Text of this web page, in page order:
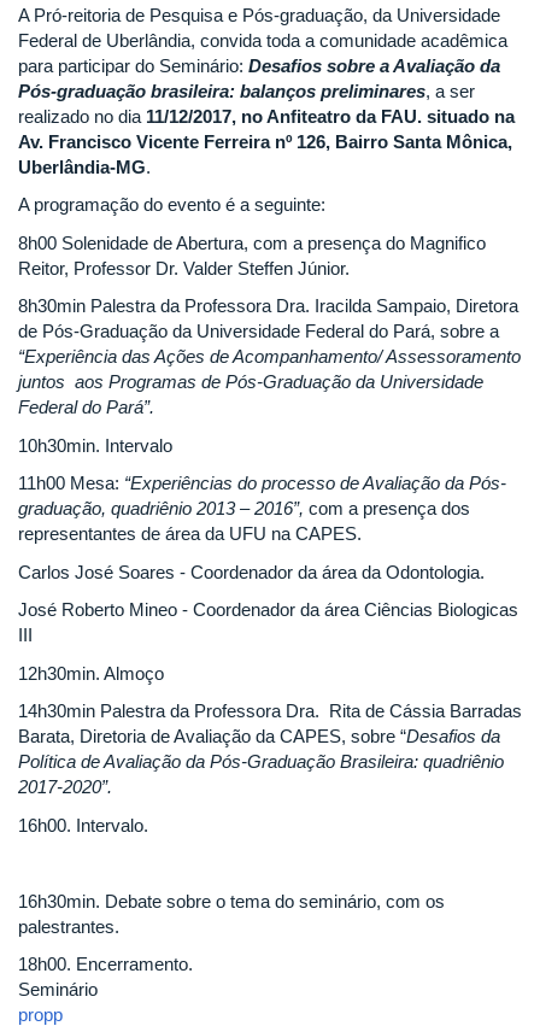
A Pró-reitoria de Pesquisa e Pós-graduação, da Universidade
Federal de Uberlândia, convida toda a comunidade acadêmica
para participar do Seminário: Desafios sobre a Avaliação da
Pós-graduação brasileira: balanços preliminares, a ser
realizado no dia 11/12/2017, no Anfiteatro da FAU. situado na
Av. Francisco Vicente Ferreira nº 126, Bairro Santa Mônica,
Uberlândia-MG.
A programação do evento é a seguinte:
8h00 Solenidade de Abertura, com a presença do Magnifico
Reitor, Professor Dr. Valder Steffen Júnior.
8h30min Palestra da Professora Dra. Iracilda Sampaio, Diretora
de Pós-Graduação da Universidade Federal do Pará, sobre a
“Experiência das Ações de Acompanhamento/ Assessoramento
juntos aos Programas de Pós-Graduação da Universidade
Federal do Pará”.
10h30min. Intervalo
11h00 Mesa: “Experiências do processo de Avaliação da Pós-
graduação, quadriênio 2013 – 2016”, com a presença dos
representantes de área da UFU na CAPES.
Carlos José Soares - Coordenador da área da Odontologia.
José Roberto Mineo - Coordenador da área Ciências Biologicas
III
12h30min. Almoço
14h30min Palestra da Professora Dra. Rita de Cássia Barradas
Barata, Diretoria de Avaliação da CAPES, sobre “Desafios da
Política de Avaliação da Pós-Graduação Brasileira: quadriênio
2017-2020”.
16h00. Intervalo.
16h30min. Debate sobre o tema do seminário, com os
palestrantes.
18h00. Encerramento.
Seminário
propp